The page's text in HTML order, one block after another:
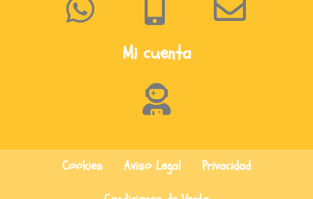
Mi cuenta
Cookies Aviso Legal
Privacidad